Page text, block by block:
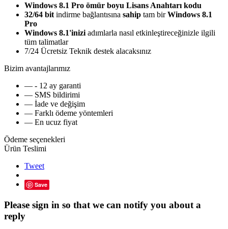
Windows 8.1 Pro ömür boyu Lisans Anahtarı kodu
32/64 bit indirme bağlantısına sahip tam birWindows 8.1
Pro
Windows 8.1'inizi adımlarla nasıl etkinleştireceğinizle ilgili
tüm talimatlar
7/24 Ücretsiz Teknik destek alacaksınız
Bizim avantajlarımız
— - 12 ay garanti
— SMS bildirimi
— İade ve değişim
— Farklı ödeme yöntemleri
— En ucuz fiyat
Ödeme seçenekleri
Ürün Teslimi
Tweet
Save
Please sign in so that we can notify you about a
reply